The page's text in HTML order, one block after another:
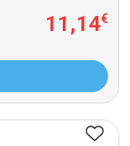
11,14€